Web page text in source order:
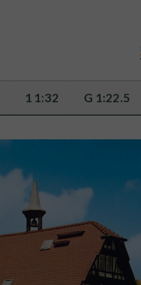
1 1:32 G 1:22.5